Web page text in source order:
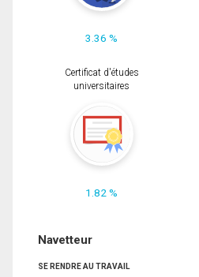
3.36 %
Certificat d'études
universitaires
1.82 %
Navetteur
SE RENDRE AU TRAVAIL